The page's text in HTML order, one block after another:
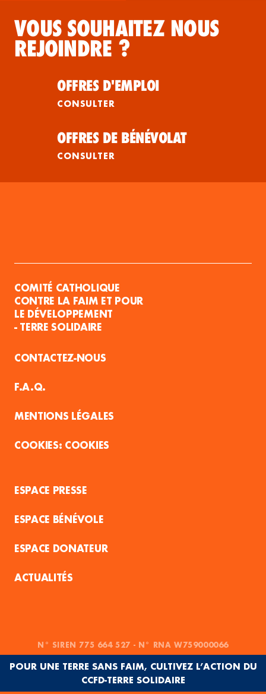
VOUS SOUHAITEZ NOUS
REJOINDRE ?
OFFRES D'EMPLOI
CONSULTER
OFFRES DE BÉNÉVOLAT
CONSULTER
COMITÉ CATHOLIQUE
CONTRE LA FAIM ET POUR
LE DÉVELOPPEMENT
- TERRE SOLIDAIRE
CONTACTEZ-NOUS
F.A.Q.
MENTIONS LÉGALES
COOKIES
ESPACE PRESSE
ESPACE BÉNÉVOLE
ESPACE DONATEUR
ACTUALITÉS
N° SIREN 775 664 527 - N° RNA W759000066
POUR UNE TERRE SANS FAIM, CULTIVEZ L’ACTION DU
CCFD-TERRE SOLIDAIRE